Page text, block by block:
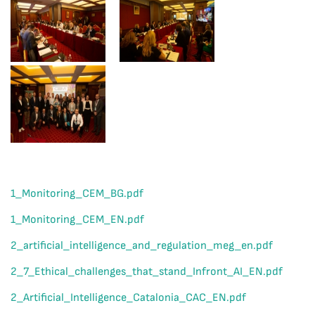
1_Monitoring_СЕМ_BG.pdf
1_Monitoring_СЕМ_EN.pdf
2_artificial_intelligence_and_regulation_meg_en.pdf
2_7_Ethical_challenges_that_stand_Infront_AI_EN.pdf
2_Artificial_Intelligence_Catalonia_CAC_EN.pdf